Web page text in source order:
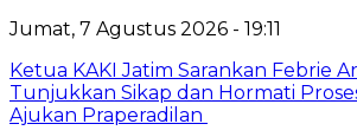
Jumat, 7 Agustus 2026 - 19:11
Ketua KAKI Jatim Sarankan Febrie
Tunjukkan Sikap dan Hormati
Ajukan Praperadilan